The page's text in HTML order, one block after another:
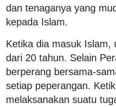
dan tenaganya yang
kepada Islam.
Ketika dia masuk Islam,
dari 20 tahun. Selain
berperang bersama-
setiap peperangan.
melaksanakan suatu